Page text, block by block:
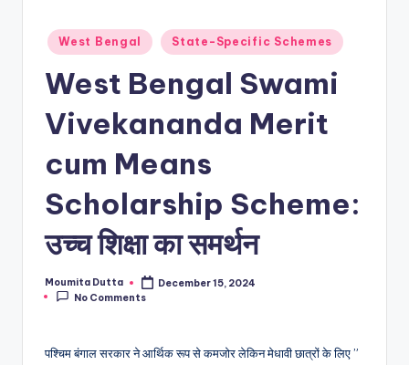
Posted
in
West Bengal State-Specific Schemes
West Bengal Swami
Vivekananda Merit
cum Means
Scholarship Scheme:
उच्च शिक्षा का समर्थन
Posted
by
Moumita Dutta
December 15, 2024
No Comments
पश्चिम बंगाल सरकार ने आर्थिक रूप से कमजोर लेकिन मेधावी छात्रों के लिए ”